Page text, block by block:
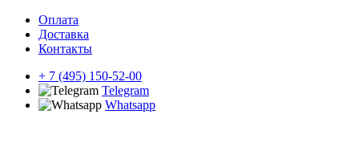
Оплата
Доставка
Контакты
+ 7 (495) 150-52-00
Telegram
Whatsapp